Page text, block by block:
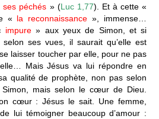
péchés » (Luc 1,77). Et à cette «
« la reconnaissance », immense…
impure » aux yeux de Simon, et si
ses vues, il saurait qu’elle est
laisser toucher par elle, pour ne pas
Mais Jésus va lui répondre en
qualité de prophète, non pas selon
mais selon le cœur de Dieu.
cœur : Jésus le sait. Une femme,
lui témoigner beaucoup d’amour :